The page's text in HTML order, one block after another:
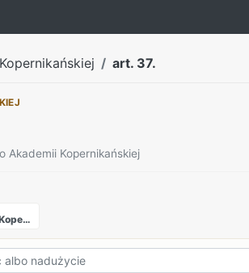
art. 37.
Akademii Kopernikańskiej
Rozdział 8 - Szkoła Główna Mikołaja Kopernika